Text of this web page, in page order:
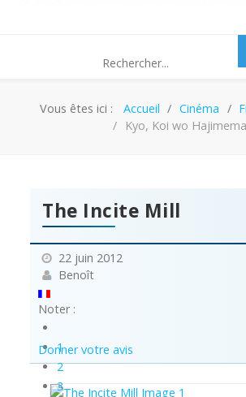
Vous êtes ici : Accueil Cinéma
Kyo, Koi wo
The Incite Mill
22 juin 2012
Benoît
Noter :
1
2
3
Donner votre avis